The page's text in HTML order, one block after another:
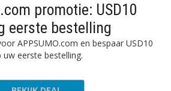
promotie: USD10
eerste bestelling
APPSUMO.com en bespaar USD10
uw eerste bestelling.